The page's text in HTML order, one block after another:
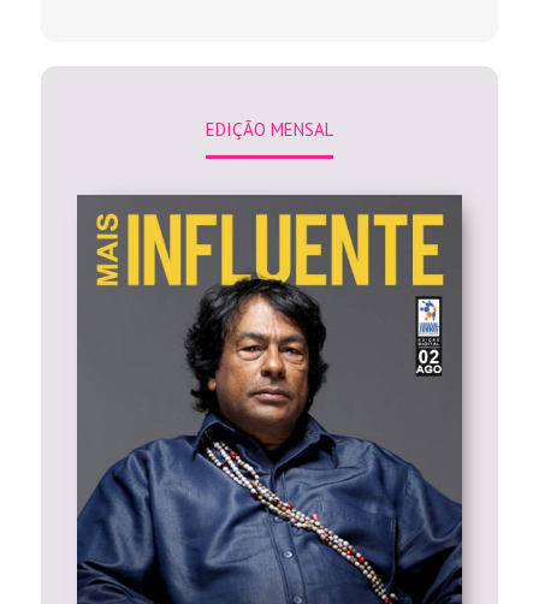
EDIÇÃO MENSAL